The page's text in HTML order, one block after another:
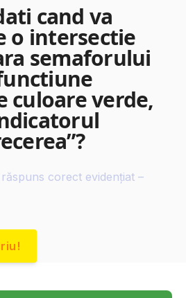
cand va
o intersectie
semaforului
culoare verde,
corect evidențiat –